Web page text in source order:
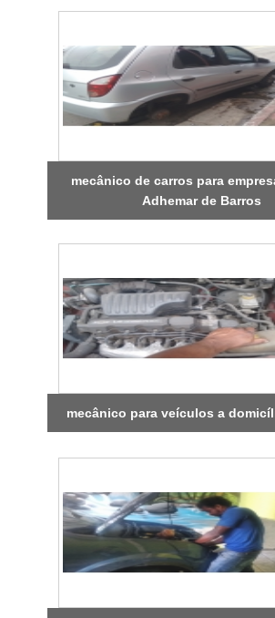
mecânico de carros para
Adhemar de Barros
mecânico para veículos a